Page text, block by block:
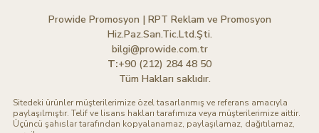
Prowide Promosyon | RPT Reklam ve Promosyon
Hiz.Paz.San.Tic.Ltd.Şti.
bilgi@prowide.com.tr
T:+90 (212) 284 48 50
Tüm Hakları saklıdır.
Sitedeki ürünler müşterilerimize özel tasarlanmış ve referans amacıyla
paylaşılmıştır. Telif ve lisans hakları tarafımıza veya müşterilerimize aittir.
Üçüncü şahıslar tarafından kopyalanamaz, paylaşılamaz, dağıtılamaz,